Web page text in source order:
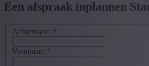
Een afspraak inplannen
Achternaam *
Voornaam *